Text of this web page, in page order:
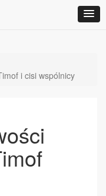
i cisi wspólnicy